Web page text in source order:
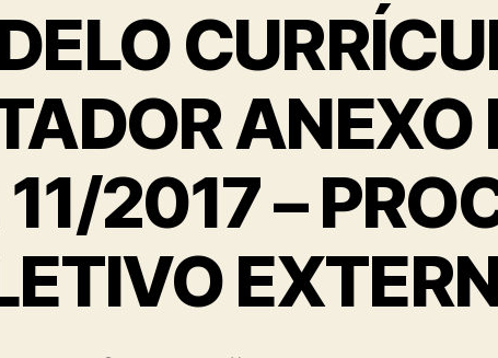
ANEXO
2017 –